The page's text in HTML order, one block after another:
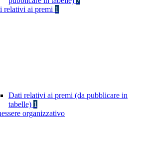
relativi ai premi 1
Dati relativi ai premi (da pubblicare in
tabelle) 1
organizzativo